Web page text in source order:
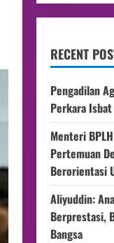
RECENT
Pengadilan
Perkara
Menteri
Pertemuan
Berorientasi
Aliyuddin:
Berprestasi,
Bangsa